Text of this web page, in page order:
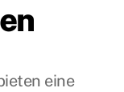
eine